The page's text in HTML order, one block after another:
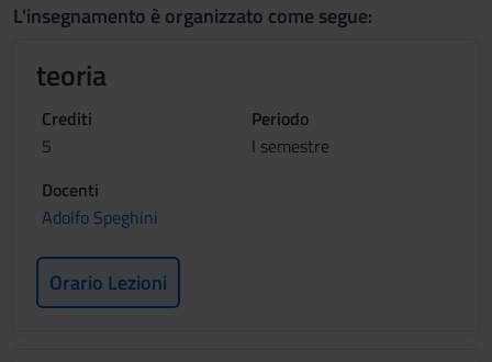
L'insegnamento è organizzato come segue:
teoria
Crediti
5
Periodo
I semestre
Docenti
Adolfo Speghini
Orario Lezioni